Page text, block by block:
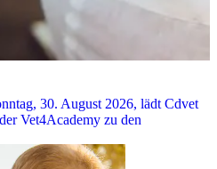
30. August 2026, lädt Cdvet
Vet4Academy zu den